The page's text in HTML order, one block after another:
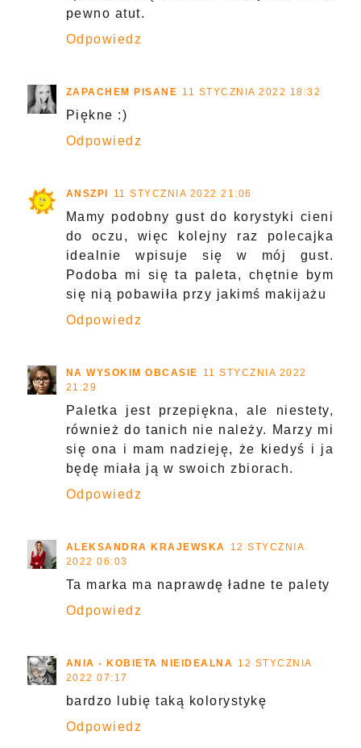
pewno atut.
Odpowiedz
ZAPACHEM PISANE 11 STYCZNIA 2022 18:32
Piękne :)
Odpowiedz
ANSZPI 11 STYCZNIA 2022 21:06
Mamy podobny gust do korystyki cieni
do oczu, więc kolejny raz polecajka
idealnie wpisuje się w mój gust.
Podoba mi się ta paleta, chętnie bym
się nią pobawiła przy jakimś makijażu
Odpowiedz
NA WYSOKIM OBCASIE
11 STYCZNIA 2022
21:29
Paletka jest przepiękna, ale niestety,
również do tanich nie należy. Marzy mi
się ona i mam nadzieję, że kiedyś i ja
będę miała ją w swoich zbiorach.
Odpowiedz
ALEKSANDRA KRAJEWSKA
12 STYCZNIA
2022 06:03
Ta marka ma naprawdę ładne te palety
Odpowiedz
ANIA - KOBIETA NIEIDEALNA 12 STYCZNIA
2022 07:17
bardzo lubię taką kolorystykę
Odpowiedz